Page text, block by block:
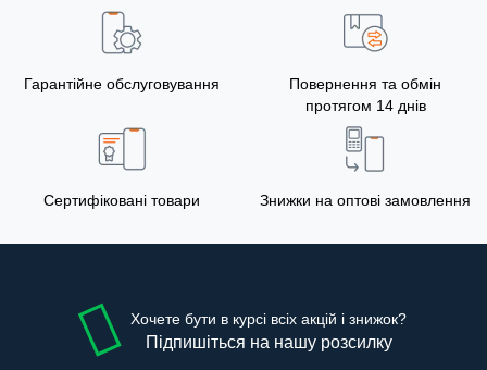
Гарантійне обслуговування
Повернення та обмін
протягом 14 днів
Сертифіковані товари Знижки на оптові замовлення
Хочете бути в курсі всіх акцій і знижок?
Підпишіться на нашу розсилку